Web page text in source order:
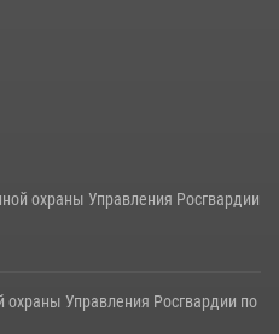
Марий Эл приняло участие в
охраны Управления Росгвардии
охраны Управления Росгвардии по